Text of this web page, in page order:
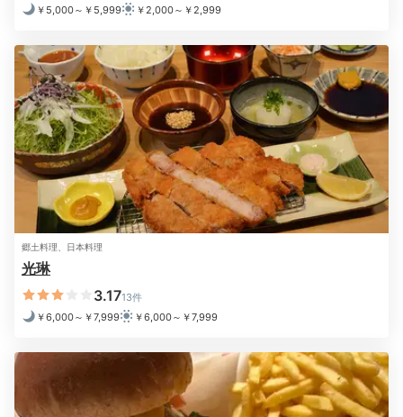
￥5,000～￥5,999
￥2,000～￥2,999
郷土料理、日本料理
光琳
3.1713件
￥6,000～￥7,999
￥6,000～￥7,999